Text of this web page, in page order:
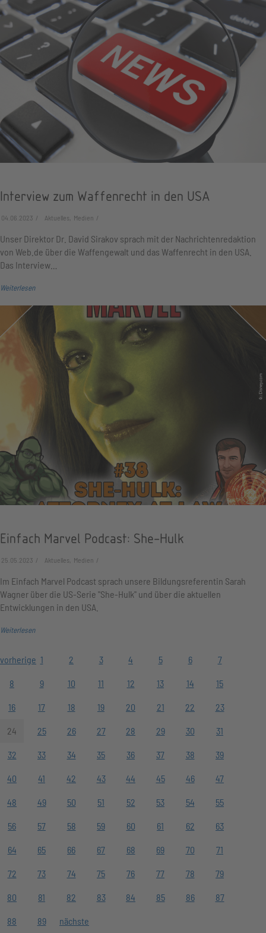
Interview zum Waffenrecht in den USA
04.06.2023 Aktuelles, Medien
Unser Direktor Dr. David Sirakov sprach mit der Nachrichtenredaktion
von Web.de über die Waffengewalt und das Waffenrecht in den USA.
Das Interview…
Weiterlesen
Einfach Marvel Podcast: She-Hulk
25.05.2023 Aktuelles, Medien
Im Einfach Marvel Podcast sprach unsere Bildungsreferentin Sarah
Wagner über die US-Serie "She-Hulk" und über die aktuellen
Entwicklungen in den USA.
Weiterlesen
vorherige 1 2 3 4 5 6 7
8 9 10 11 12 13 14 15
16 17 18 19 20 21 22 23
24 25 26 27 28 29 30 31
32 33 34 35 36 37 38 39
40 41 42 43 44 45 46 47
48 49 50 51 52 53 54 55
56 57 58 59 60 61 62 63
64 65 66 67 68 69 70 71
72 73 74 75 76 77 78 79
80 81 82 83 84 85 86 87
88 89 nächste